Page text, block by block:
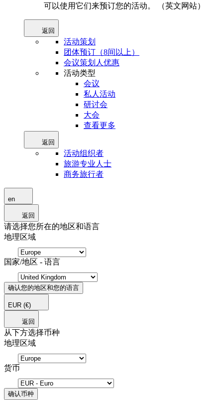
可以使用它们来预订您的活动。 （英文网站）
返回
活动策划
团体预订（8间以上）
会议策划人优惠
活动类型
会议
私人活动
研讨会
大会
查看更多
返回
活动组织者
旅游专业人士
商务旅行者
en
返回
请选择您所在的地区和语言
地理区域
国家/地区 - 语言
确认您的地区和您的语言
EUR (€)
返回
从下方选择币种
地理区域
货币
确认币种